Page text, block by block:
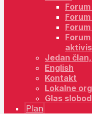
Jedan
English
Kontakt
Lokalne
Glas
Plan